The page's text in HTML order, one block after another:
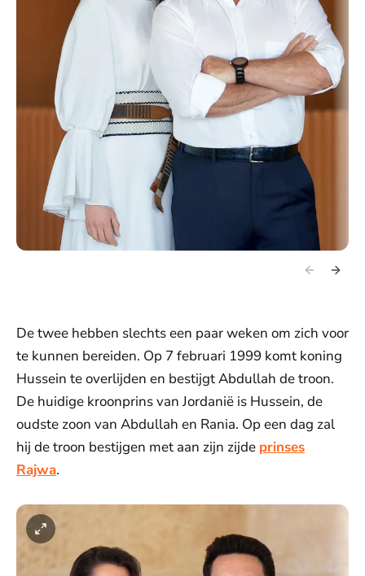
De twee hebben slechts een paar weken om zich voor
te kunnen bereiden. Op 7 februari 1999 komt koning
Hussein te overlijden en bestijgt Abdullah de troon.
De huidige kroonprins van Jordanië is Hussein, de
oudste zoon van Abdullah en Rania. Op een dag zal
hij de troon bestijgen met aan zijn zijde prinses
Rajwa.